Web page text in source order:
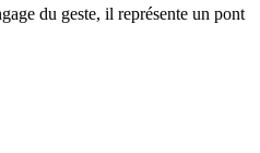
du geste, il représente un pont